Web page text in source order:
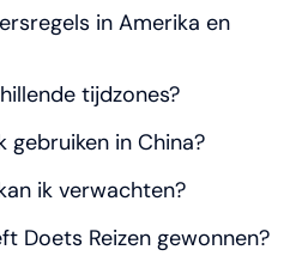
in Amerika en
tijdzones?
gebruiken in China?
ik verwachten?
Doets Reizen gewonnen?